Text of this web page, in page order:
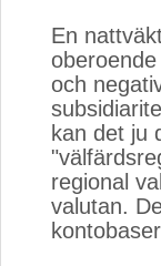
En
och
kan det ju
regional
valutan.